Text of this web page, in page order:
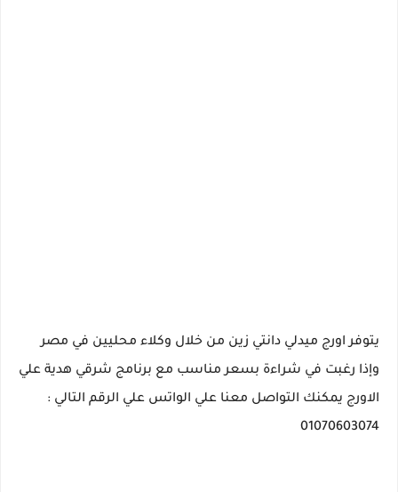
يتوفر اورج ميدلي دانتي زين من خلال وكلاء محليين في مصر
وإذا رغبت في شراءة بسعر مناسب مع برنامج شرقي هدية علي
الاورج يمكنك التواصل معنا علي الواتس علي الرقم التالي :
01070603074